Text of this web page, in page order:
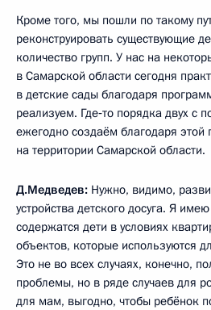
Кроме того, мы пошли по такому
реконструировать существующие
количество групп. У нас на
в Самарской области сегодня
в детские сады благодаря
реализуем. Где‑то порядка двух с
ежегодно создаём благодаря этой
на территории Самарской области.
Д.Медведев: Нужно, видимо,
устройства детского досуга. Я
содержатся дети в условиях
объектов, которые используются
Это не во всех случаях, конечно,
проблемы, но в ряде случаев для
для мам, выгодно, чтобы ребёнок